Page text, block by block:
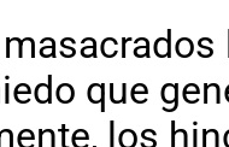
que
los